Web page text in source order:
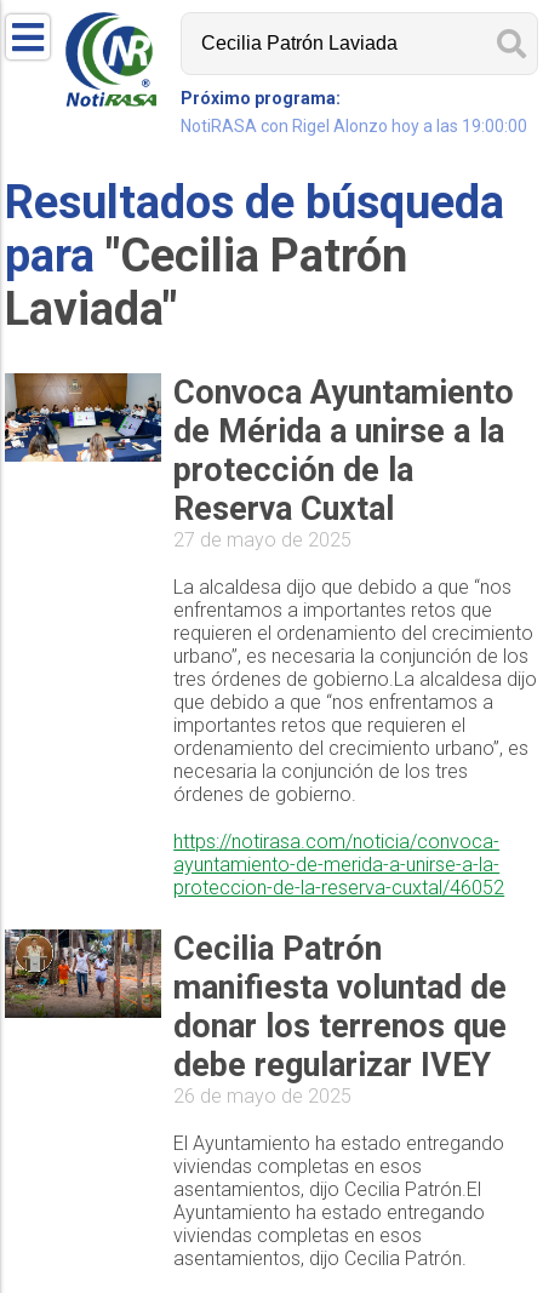
Próximo programa:
NotiRASA con Rigel Alonzo hoy a las 19:00:00
Resultados de búsqueda
para "Cecilia Patrón
Laviada"
Convoca Ayuntamiento
de Mérida a unirse a la
protección de la
Reserva Cuxtal
27 de mayo de 2025
La alcaldesa dijo que debido a que “nos
enfrentamos a importantes retos que
requieren el ordenamiento del crecimiento
urbano”, es necesaria la conjunción de los
tres órdenes de gobierno.La alcaldesa dijo
que debido a que “nos enfrentamos a
importantes retos que requieren el
ordenamiento del crecimiento urbano”, es
necesaria la conjunción de los tres
órdenes de gobierno.
https://notirasa.com/noticia/convoca-
ayuntamiento-de-merida-a-unirse-a-la-
proteccion-de-la-reserva-cuxtal/46052
Cecilia Patrón
manifiesta voluntad de
donar los terrenos que
debe regularizar IVEY
26 de mayo de 2025
El Ayuntamiento ha estado entregando
viviendas completas en esos
asentamientos, dijo Cecilia Patrón.El
Ayuntamiento ha estado entregando
viviendas completas en esos
asentamientos, dijo Cecilia Patrón.